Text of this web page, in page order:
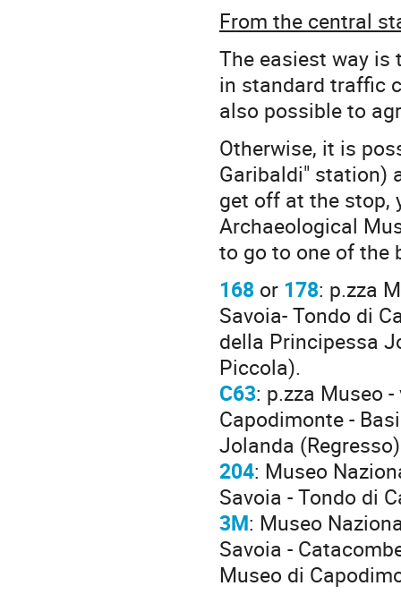
From the central
The easiest way
in standard traffic
also possible to
Otherwise, it is
Garibaldi" station)
get off at the stop,
Archaeological
to go to one of the
168 or 178: p.zza
Savoia- Tondo di
della Principessa
Piccola).
C63: p.zza Museo
Capodimonte -
Jolanda
204: Museo
Savoia - Tondo di
3M: Museo
Savoia -
Museo di